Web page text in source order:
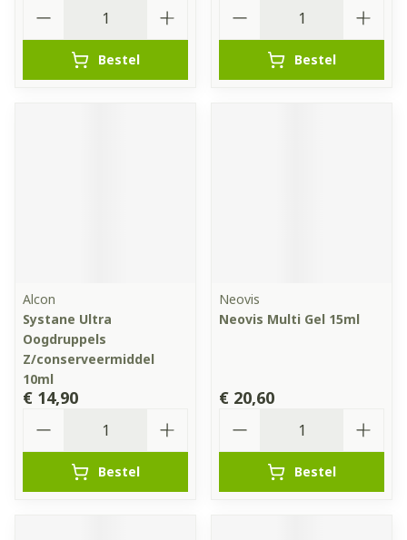
Bestel Bestel
Alcon
Systane Ultra
Oogdruppels
Z/conserveermiddel
10ml
€ 14,90
Bestel
Neovis
Neovis Multi Gel 15ml
€ 20,60
Bestel